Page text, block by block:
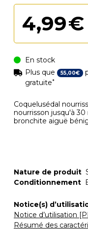
Coquelusédal
nourrisson jusqu'à
bronchite aiguë
4,99€
En stock
Plus que
55,00€
gratuite*
Nature de produit
Conditionnement
Notice(s)
Notice d’utilisation
Résumé des